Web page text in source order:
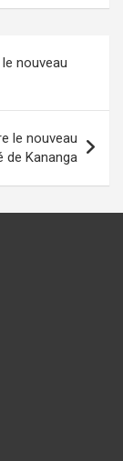
g
nouveau
le nouveau
de Kananga